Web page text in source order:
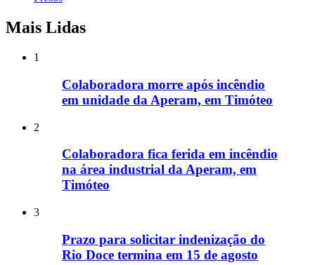
Mais Lidas
1
Colaboradora morre após incêndio
em unidade da Aperam, em Timóteo
2
Colaboradora fica ferida em incêndio
na área industrial da Aperam, em
Timóteo
3
Prazo para solicitar indenização do
Rio Doce termina em 15 de agosto